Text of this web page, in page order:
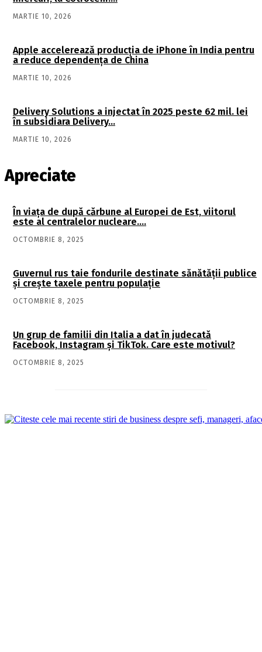
MARTIE 10, 2026
Apple accelerează producția de iPhone în India pentru
a reduce dependența de China
MARTIE 10, 2026
Delivery Solutions a injectat în 2025 peste 62 mil. lei
în subsidiara Delivery…
MARTIE 10, 2026
Apreciate
În viaţa de după cărbune al Europei de Est, viitorul
este al centralelor nucleare….
OCTOMBRIE 8, 2025
Guvernul rus taie fondurile destinate sănătății publice
și crește taxele pentru populație
OCTOMBRIE 8, 2025
Un grup de familii din Italia a dat în judecată
Facebook, Instagram și TikTok. Care este motivul?
OCTOMBRIE 8, 2025